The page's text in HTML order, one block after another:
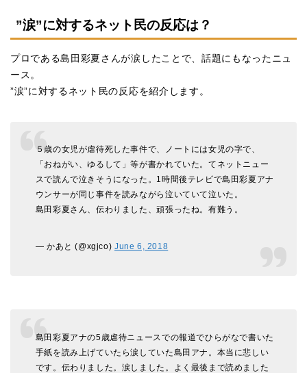
”涙”に対するネット民の反応は？
プロである島田彩夏さんが涙したことで、話題にもなったニュ
ース。
”涙”に対するネット民の反応を紹介します。
５歳の女児が虐待死した事件で、ノートには女児の字で、
「おねがい、ゆるして」等が書かれていた。てネットニュー
スで読んで泣きそうになった。1時間後テレビで島田彩夏アナ
ウンサーが同じ事件を読みながら泣いていて泣いた。
島田彩夏さん、伝わりました、頑張ったね。有難う。
— かあと (@xgjco) June 6, 2018
島田彩夏アナの5歳虐待ニュースでの報道でひらがなで書いた
手紙を読み上げていたら涙していた島田アナ。本当に悲しい
です。伝わりました。涙しました。よく最後まで読めました